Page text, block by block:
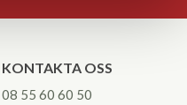
KONTAKTA OSS
08 55 60 60 50